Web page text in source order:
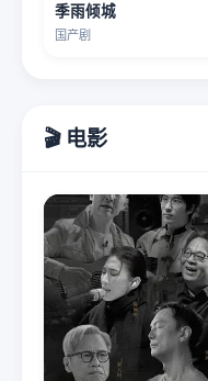
季雨倾城
国产剧
🎬 电影